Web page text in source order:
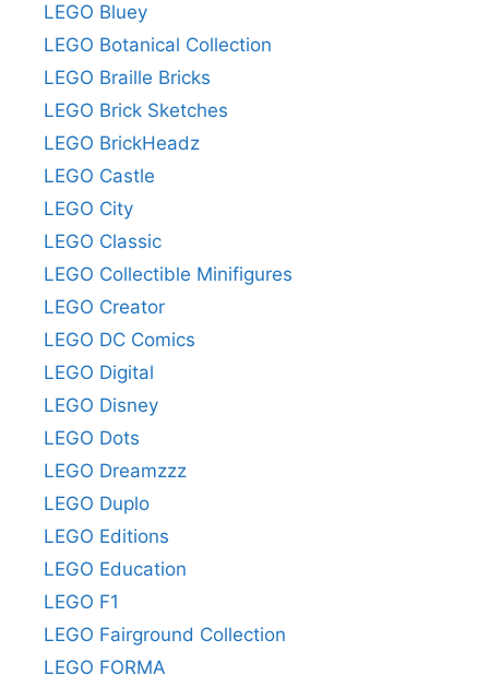
LEGO Bluey
LEGO Botanical Collection
LEGO Braille Bricks
LEGO Brick Sketches
LEGO BrickHeadz
LEGO Castle
LEGO City
LEGO Classic
LEGO Collectible Minifigures
LEGO Creator
LEGO DC Comics
LEGO Digital
LEGO Disney
LEGO Dots
LEGO Dreamzzz
LEGO Duplo
LEGO Editions
LEGO Education
LEGO F1
LEGO Fairground Collection
LEGO FORMA